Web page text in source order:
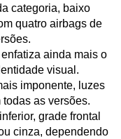
categoria, baixo
quatro airbags de
ainda mais o
visual.
imponente, luzes
as versões.
grade frontal
cinza, dependendo